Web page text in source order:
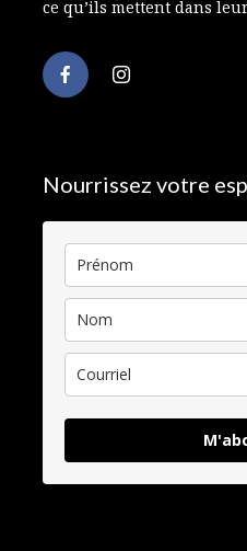
ce qu’ils mettent dans
Nourrissez votre